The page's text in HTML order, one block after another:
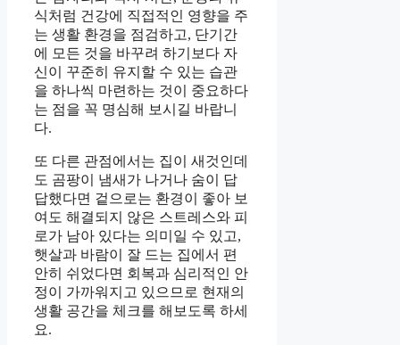
식처럼 건강에 직접적인 영향을 주
는 생활 환경을 점검하고, 단기간
에 모든 것을 바꾸려 하기보다 자
신이 꾸준히 유지할 수 있는 습관
을 하나씩 마련하는 것이 중요하다
는 점을 꼭 명심해 보시길 바랍니
다.
또 다른 관점에서는 집이 새것인데
도 곰팡이 냄새가 나거나 숨이 답
답했다면 겉으로는 환경이 좋아 보
여도 해결되지 않은 스트레스와 피
로가 남아 있다는 의미일 수 있고,
햇살과 바람이 잘 드는 집에서 편
안히 쉬었다면 회복과 심리적인 안
정이 가까워지고 있으므로 현재의
생활 공간을 체크를 해보도록 하세
요.